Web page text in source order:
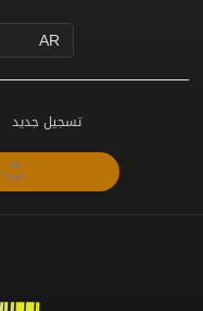
تسجيل جديد